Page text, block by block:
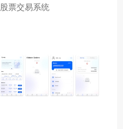
股票交易系统